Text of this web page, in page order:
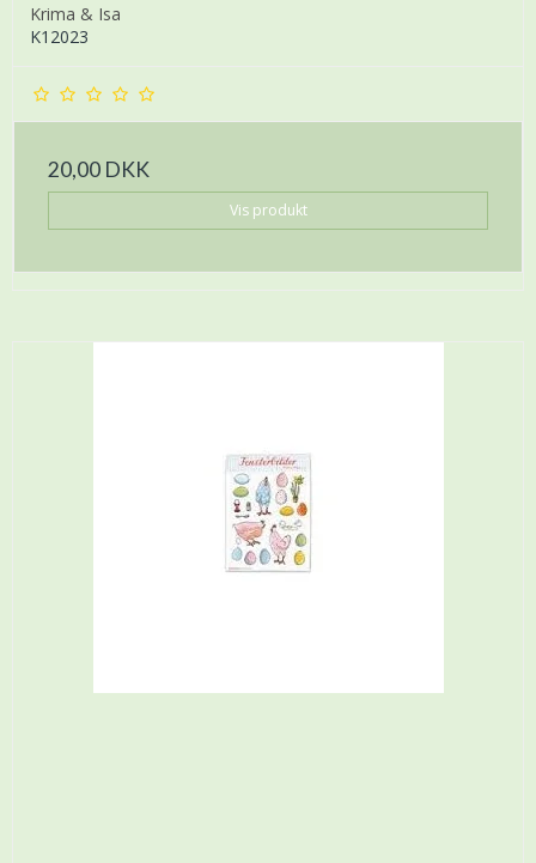
Krima & Isa
K12023
20,00 DKK
Vis produkt